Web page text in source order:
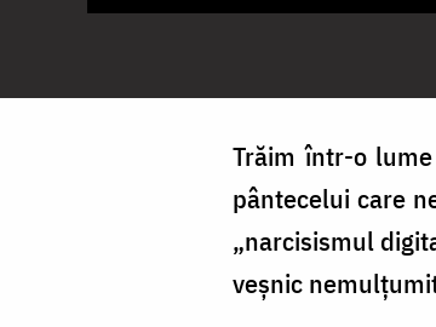
Trăim într-o
pântecelui care
„narcisismul
veșnic